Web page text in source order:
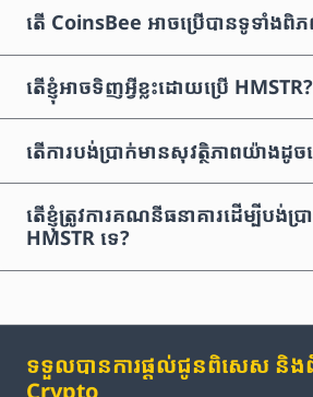
តើ CoinsBee អាចប្រើបានទូទាំងពិ
តើខ្ញុំអាចទិញអ្វីខ្លះដោយប្រើ HMSTR?
តើការបង់ប្រាក់មានសុវត្ថិភាពយ៉ាងដូចម្
តើខ្ញុំត្រូវការគណនីធនាគារដើម្បីបង់ប្
HMSTR ទេ?
ទទួលបានការផ្តល់ជូនពិសេស និង
Crypto